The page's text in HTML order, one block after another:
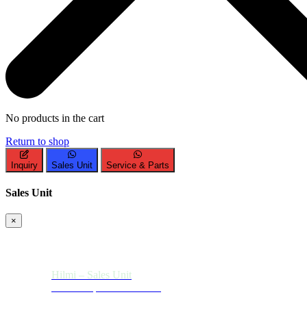
No products in the cart
Return to shop
Inquiry Sales Unit Service & Parts
Sales Unit
×
Hilmi – Sales Unit